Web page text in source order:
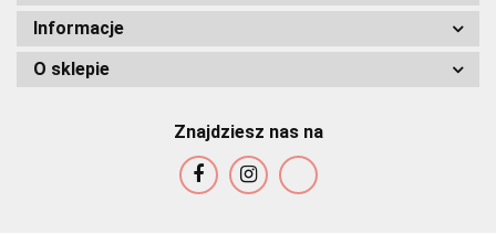
Informacje
O sklepie
Znajdziesz nas na